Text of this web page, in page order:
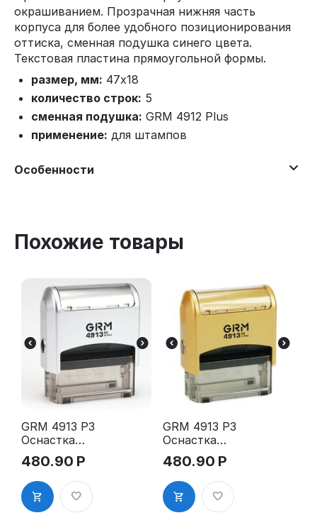
окрашиванием. Прозрачная нижняя часть
корпуса для более удобного позиционирования
оттиска, сменная подушка синего цвета.
Текстовая пластина прямоугольной формы.
размер, мм: 47х18
количество строк: 5
сменная подушка: GRM 4912 Plus
применение: для штампов
Особенности
Похожие товары
GRM 4913 P3
Оснастка
для штампа,
59х23мм,
серебрянны
й корпус
480.90 Р
GRM 4913 P3
Оснастка
для штампа,
59х23мм,
золотой
корпус
480.90 Р